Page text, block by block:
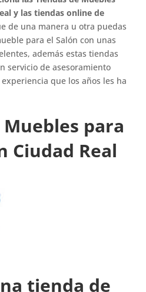
y las tiendas online de
de una manera u otra puedas
para el Salón con unas
además estas tiendas
servicio de asesoramiento
que los años les ha
para
Ciudad Real
tienda de